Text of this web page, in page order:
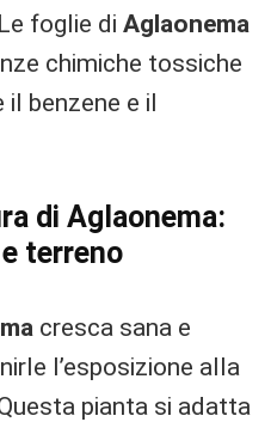
foglie di Aglaonema
chimiche tossiche
il benzene e il
di Aglaonema:
terreno
cresca sana e
l’esposizione alla
pianta si adatta